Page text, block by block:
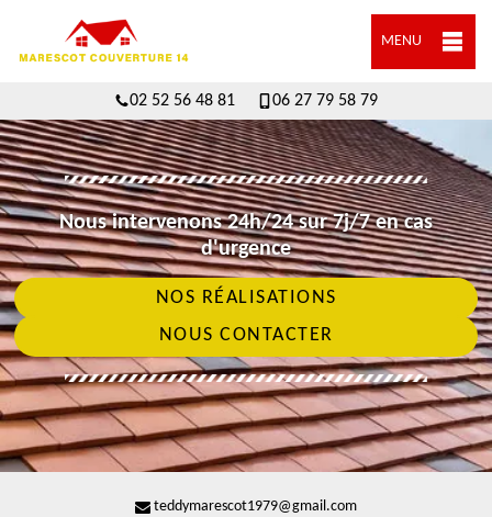
MENU
02 52 56 48 81 06 27 79 58 79
Nous intervenons 24h/24 sur 7j/7 en cas
d'urgence
NOS RÉALISATIONS
NOUS CONTACTER
teddymarescot1979@gmail.com